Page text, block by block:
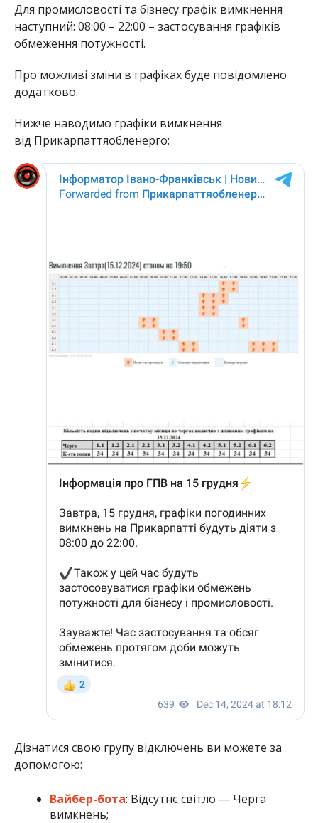
Для промисловості та бізнесу графік вимкнення
наступний: 08:00 – 22:00 – застосування графіків
обмеження потужності.
Про можливі зміни в графіках буде повідомлено
додатково.
Нижче наводимо графіки вимкнення
від Прикарпаттяобленерго:
Дізнатися свою групу відключень ви можете за
допомогою:
Вайбер-бота: Відсутнє світло — Черга
вимкнень;